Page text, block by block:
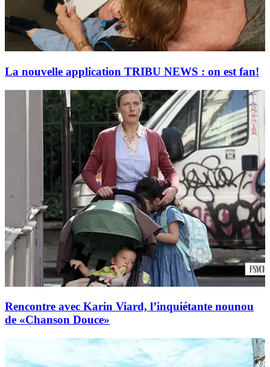
La nouvelle application TRIBU NEWS : on est fan!
Rencontre avec Karin Viard, l’inquiétante nounou
de «Chanson Douce»